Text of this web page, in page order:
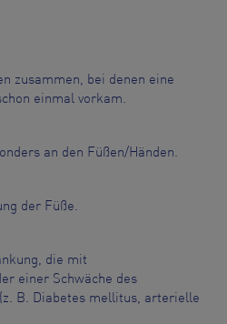
zusammen, bei denen eine
einmal vorkam.
an den Füßen/Händen.
der Füße.
die mit
einer Schwäche des
B. Diabetes mellitus, arterielle